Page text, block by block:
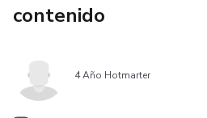
contenido
4 Año Hotmarter